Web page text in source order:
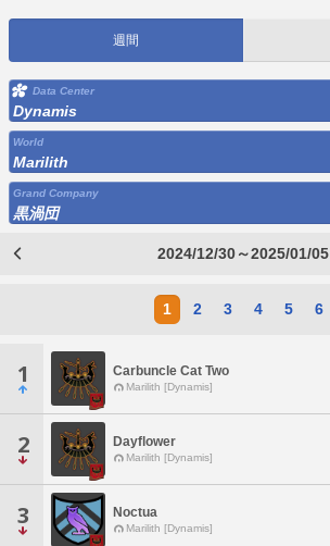
週間
Data Center
Dynamis
World
Marilith
Grand Company
黒渦団
2024/12/30～2025/01/05
1 2 3 4 5 6
1 Carbuncle Cat Two
Marilith [Dynamis]
2 Dayflower
Marilith [Dynamis]
3 Noctua
Marilith [Dynamis]